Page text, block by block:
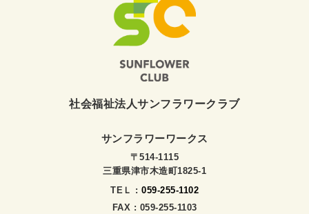
社会福祉法人サンフラワークラブ
サンフラワーワークス
〒514-1115
三重県津市木造町1825-1
TEＬ : 059-255-1102
FAX : 059-255-1103